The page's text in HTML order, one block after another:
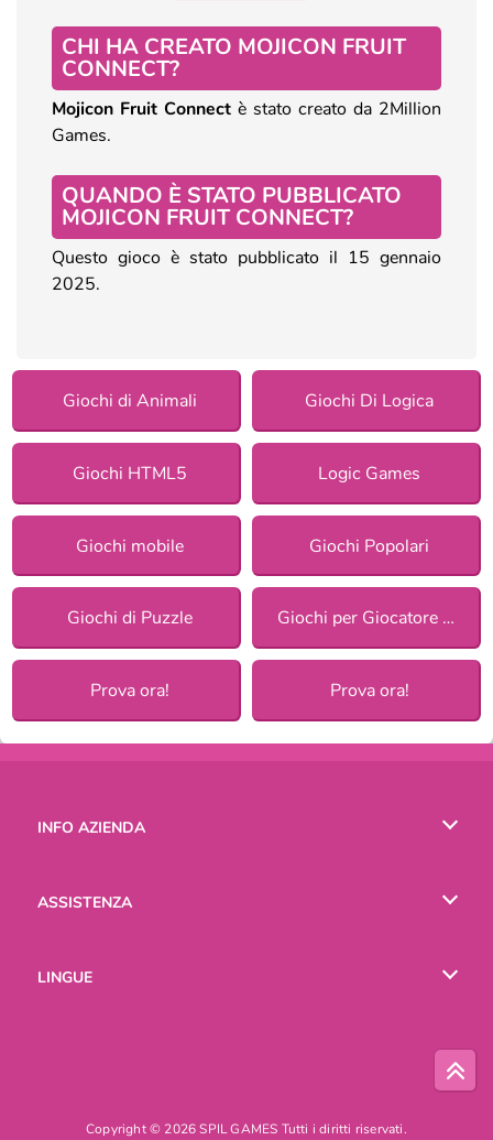
CHI HA CREATO MOJICON FRUIT
CONNECT?
Mojicon Fruit Connect è stato creato da 2Million
Games.
QUANDO È STATO PUBBLICATO
MOJICON FRUIT CONNECT?
Questo gioco è stato pubblicato il 15 gennaio
2025.
Giochi di Animali Giochi Di Logica
Giochi HTML5 Logic Games
Giochi mobile Giochi Popolari
Giochi di Puzzle Giochi per Giocatore Singolo
Prova ora! Prova ora!
INFO AZIENDA
ASSISTENZA
LINGUE
Copyright © 2026 SPIL GAMES Tutti i diritti riservati.